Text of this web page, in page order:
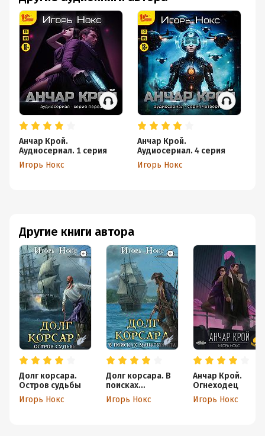
и композиция «Past Bites» группы «Starsoup»
Обложка предоставлена автором Игорем Ноксом
© Игорь Нокс
©&℗ ООО 1С-Паблишинг"
Подробная информация
Дата написания:
Год издания: 2024
Дата поступления:
1 января 2025
Другие книги автора
Долг корсара.
Остров судьбы
Игорь Нокс
Долг корсара. В
поисках
манускрипта
Игорь Нокс
Анчар Крой.
Огнеходец
Игорь Нокс
Анчар Крой.
Аудиосериал. 1 серия
Игорь Нокс
Анчар Крой.
Аудиосериал. 4 серия
Игорь Нокс